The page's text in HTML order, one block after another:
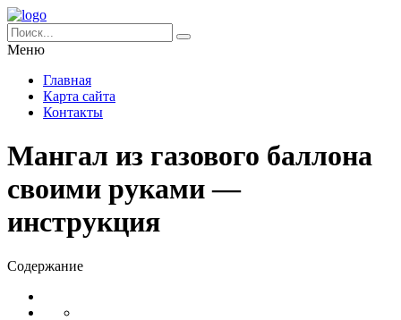
Меню
Главная
Карта сайта
Контакты
Мангал из газового баллона
своими руками —
инструкция
Содержание